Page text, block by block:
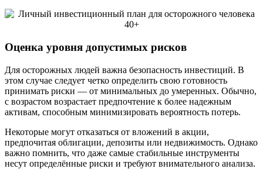
Оценка уровня допустимых рисков
Для осторожных людей важна безопасность инвестиций. В
этом случае следует четко определить свою готовность
принимать риски — от минимальных до умеренных. Обычно,
с возрастом возрастает предпочтение к более надежным
активам, способным минимизировать вероятность потерь.
Некоторые могут отказаться от вложений в акции,
предпочитая облигации, депозиты или недвижимость. Однако
важно помнить, что даже самые стабильные инструменты
несут определённые риски и требуют внимательного анализа.